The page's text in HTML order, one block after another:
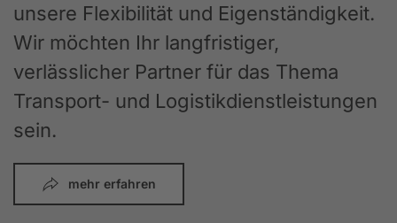
unsere Flexibilität und Eigenständigkeit.
Wir möchten Ihr langfristiger,
verlässlicher Partner für das Thema
Transport- und Logistikdienstleistungen
sein.
mehr erfahren